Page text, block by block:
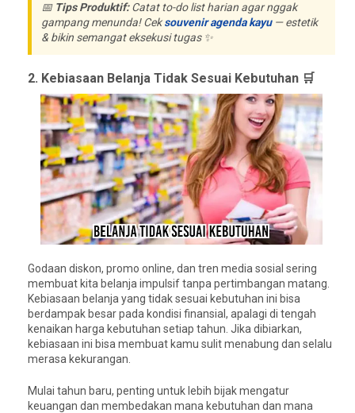
📅 Tips Produktif:Catat to-do list harian agar nggak
gampang menunda! Ceksouvenir agenda kayu— estetik
& bikin semangat eksekusi tugas ✨
2. Kebiasaan Belanja Tidak Sesuai Kebutuhan 🛒
Godaan diskon, promo online, dan tren media sosial sering
membuat kita belanja impulsif tanpa pertimbangan matang.
Kebiasaan belanja yang tidak sesuai kebutuhan ini bisa
berdampak besar pada kondisi finansial, apalagi di tengah
kenaikan harga kebutuhan setiap tahun. Jika dibiarkan,
kebiasaan ini bisa membuat kamu sulit menabung dan selalu
merasa kekurangan.
Mulai tahun baru, penting untuk lebih bijak mengatur
keuangan dan membedakan mana kebutuhan dan mana